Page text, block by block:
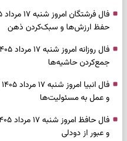
حفظ ارزش‌ها و سبک‌کردن ذهن
جمع‌کردن حاشیه‌ها
و عمل به مسئولیت‌ها
و عبور از دودلی